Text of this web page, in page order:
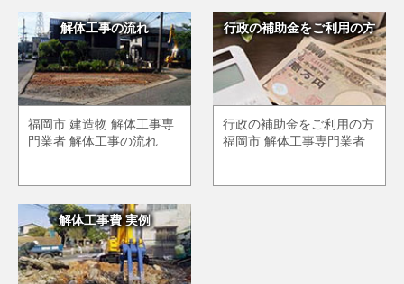
解体工事の流れ
福岡市 建造物 解体工事専
門業者 解体工事の流れ
行政の補助金をご利用の方
行政の補助金をご利用の方
福岡市 解体工事専門業者
解体工事費 実例